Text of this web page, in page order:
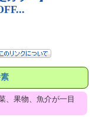
、果物、魚介が一目